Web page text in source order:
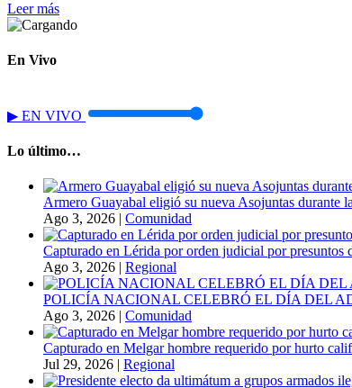
Leer más
En Vivo
▶ EN VIVO
Lo último…
Armero Guayabal eligió su nueva Asojuntas durante
Ago 3, 2026 | Comunidad
Capturado en Lérida por orden judicial por presuntos
Ago 3, 2026 | Regional
POLICÍA NACIONAL CELEBRÓ EL DÍA DEL
Ago 3, 2026 | Comunidad
Capturado en Melgar hombre requerido por hurto
Jul 29, 2026 | Regional